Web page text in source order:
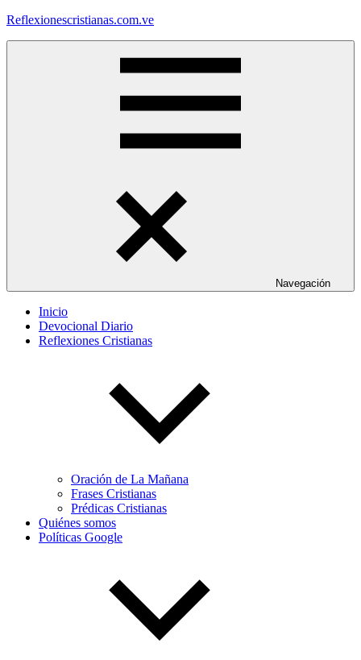
Saltar
Reflexionescristianas.com.ve
Navegación
Inicio
Devocional Diario
Reflexiones Cristianas
Oración de La Mañana
Frases Cristianas
Prédicas Cristianas
Quiénes somos
Políticas Google